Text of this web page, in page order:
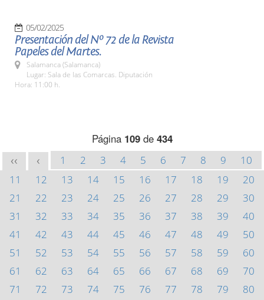
05/02/2025
Presentación del Nº 72 de la Revista
Papeles del Martes.
Salamanca (Salamanca)
Lugar: Sala de las Comarcas. Diputación
Hora: 11:00 h.
Página 109de 434
<< < 1 2 3 4 5 6 7 8 9
10
11
12 13 14 15 16 17 18 19
20
21
22 23 24 25 26 27 28 29
30
31
32 33 34 35 36 37 38 39
40
41
42 43 44 45 46 47 48 49
50
51
52 53 54 55 56 57 58 59
60
61
62 63 64 65 66 67 68 69
70
71
72 73 74 75 76 77 78 79
80